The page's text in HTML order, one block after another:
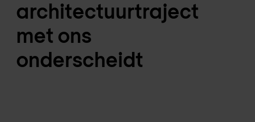
architectuurtraject
met ons
onderscheidt